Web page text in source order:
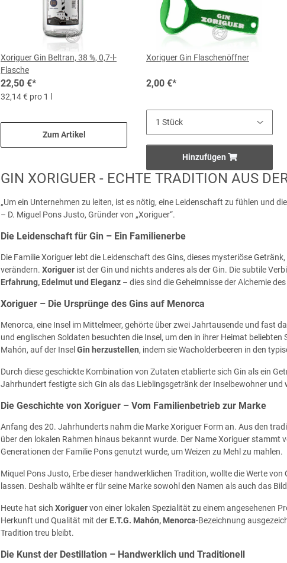
Xoriguer Gin Beltran, 38 %, 0,7-l-
Flasche
22,50 €*
32,14 € pro 1 l
Zum Artikel
Xoriguer Gin Flaschenöffner
2,00 €*
Hinzufügen
GIN XORIGUER - ECHTE TRADITION AUS
„Um ein Unternehmen zu leiten, ist es nötig, eine Leidenschaft zu fühlen und
– D. Miguel Pons Justo, Gründer von „Xoriguer“.
Die Leidenschaft für Gin – Ein Familienerbe
Die Familie Xoriguer lebt die Leidenschaft des Gins, dieses mysteriöse
verändern. Xoriguer ist der Gin und nichts anderes als der Gin. Die subtile
Erfahrung, Edelmut und Eleganz – dies sind die Geheimnisse der Alchemie
Xoriguer – Die Ursprünge des Gins auf Menorca
Menorca, eine Insel im Mittelmeer, gehörte über zwei Jahrtausende und fast
und englischen Soldaten besuchten die Insel, um den in ihrer Heimat
Mahón, auf der Insel Gin herzustellen, indem sie Wacholderbeeren in den
Durch diese geschickte Kombination von Zutaten etablierte sich Gin als ein
Jahrhundert festigte sich Gin als das Lieblingsgetränk der Inselbewohner und
Die Geschichte von Xoriguer – Vom Familienbetrieb zur Marke
Anfang des 20. Jahrhunderts nahm die Marke Xoriguer Form an. Aus den
über den lokalen Rahmen hinaus bekannt wurde. Der Name Xoriguer stammt
Generationen der Familie Pons genutzt wurde, um Weizen zu Mehl zu mahlen.
Miquel Pons Justo, Erbe dieser handwerklichen Tradition, wollte die Werte
lassen. Deshalb wählte er für seine Marke sowohl den Namen als auch das
Heute hat sich Xoriguervon einer lokalen Spezialität zu einem angesehenen
Herkunft und Qualität mit der E.T.G. Mahón, Menorca-Bezeichnung
Tradition treu bleibt.
Die Kunst der Destillation – Handwerklich und Traditionell